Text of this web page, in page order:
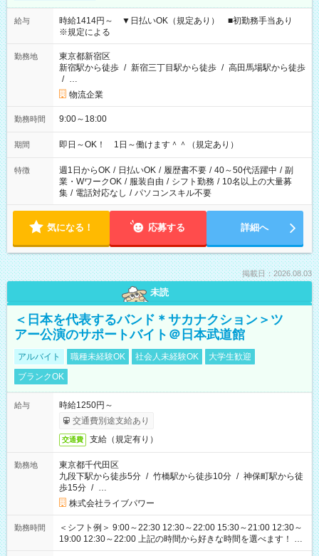
給与
時給1414円～ ▼日払いOK（規定あり） ■初勤務手当あり
※規定による
勤務地
東京都新宿区
新宿駅から徒歩 / 新宿三丁目駅から徒歩 / 高田馬場駅から徒歩
/ …
物流企業
勤務時間 9:00～18:00
期間 即日～OK！ 1日～働けます＾＾（規定あり）
特徴 週1日からOK / 日払いOK / 履歴書不要 / 40～50代活躍中 / 副
業・WワークOK / 服装自由 / シフト勤務 / 10名以上の大量募
集 / 電話対応なし / パソコンスキル不要
気になる！ 応募する 詳細へ
掲載日：2026.08.03
未読
＜日本を代表するバンド＊サカナクション＞ツ
アー公演のサポートバイト＠日本武道館
アルバイト 職種未経験OK 社会人未経験OK
大学生歓迎
ブランクOK
給与
時給1250円～
交通費別途支給あり
交通費 支給（規定有り）
勤務地
東京都千代田区
九段下駅から徒歩5分 / 竹橋駅から徒歩10分 / 神保町駅から徒
歩15分 / …
株式会社ライブパワー
勤務時間
＜シフト例＞ 9:00～22:30 12:30～22:00 15:30～21:00 12:30～
19:00 12:30～22:00 上記の時間から好きな時間を選べます！ ※
時間は変更となる可能性があります